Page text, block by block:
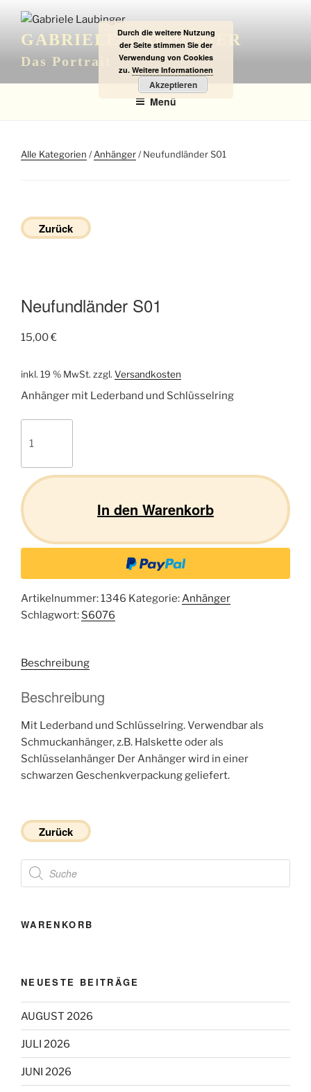
Inhalt
springenGABRIELE LAUBINGER
Das Portrait
Menü
Alle Kategorien /Anhänger/ Neufundländer S01
Zurück
Neufundländer S01
15,00€
inkl. 19 % MwSt. zzgl. Versandkosten
Anhänger mit Lederband und Schlüsselring
S01
In den Warenkorb
Artikelnummer:1346 Kategorie:Anhänger
Schlagwort: S6076
Beschreibung
Beschreibung
Mit Lederband und Schlüsselring. Verwendbar als
Schmuckanhänger, z.B. Halskette oder als
Schlüsselanhänger Der Anhänger wird in einer
schwarzen Geschenkverpackung geliefert.
Zurück
Products
search
WARENKORB
NEUESTE BEITRÄGE
AUGUST 2026
JULI 2026
JUNI 2026
Durch die weitere Nutzung
der Seite stimmen Sie der
Verwendung von Cookies
zu. Weitere Informationen
Akzeptieren